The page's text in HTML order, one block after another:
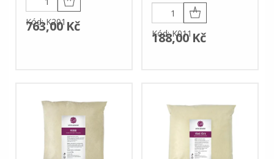
763,00 Kč
Kód: K201
188,00 Kč
Kód: K011